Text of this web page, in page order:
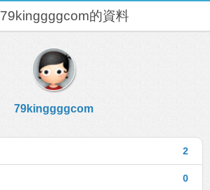
79kinggggcom的資料
79kinggggcom
2
0